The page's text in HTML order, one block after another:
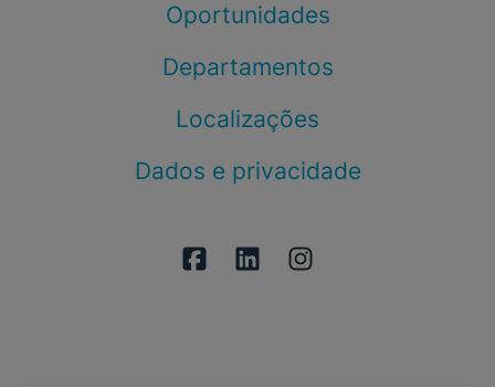
Oportunidades
Departamentos
Localizações
Dados e privacidade